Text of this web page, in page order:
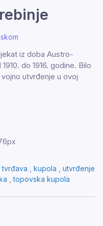
iz doba Austro-
do 1916. godine. Bilo
utvrđenje u ovoj
,tvrđava kupola
utvrđenje
,topovska kupola